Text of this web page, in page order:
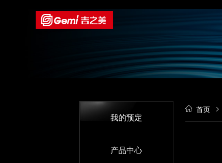
我的预定
产品中心
首页